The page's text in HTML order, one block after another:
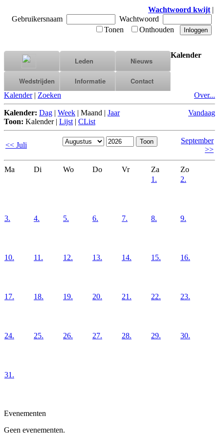
Wachtwoord kwijt |
Gebruikersnaam
Wachtwoord
Tonen
Onthouden
Leden Nieuws
Wedstrijden Informatie Contact
Kalender
Kalender | Zoeken Over...
Kalender: Dag | Week | Maand | Jaar
Toon: Kalender| Lijst | CList
Vandaag
<< Juli
September
>>
Ma Di Wo Do Vr Za
Zo
1.
2.
3. 4. 5. 6. 7. 8. 9.
10. 11. 12. 13. 14. 15. 16.
17. 18. 19. 20. 21. 22. 23.
24. 25. 26. 27. 28. 29. 30.
31.
Evenementen
Geen evenementen.